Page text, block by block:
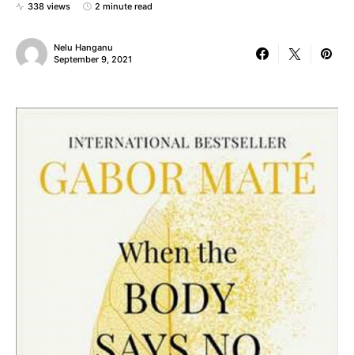
338 views 2 minute read
Nelu Hanganu
September 9, 2021